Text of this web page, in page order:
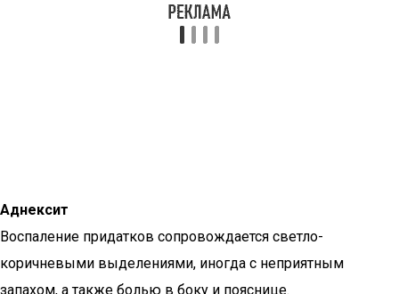
Аднексит
Воспаление придатков сопровождается светло-
коричневыми выделениями, иногда с неприятным
запахом, а также болью в боку и пояснице.